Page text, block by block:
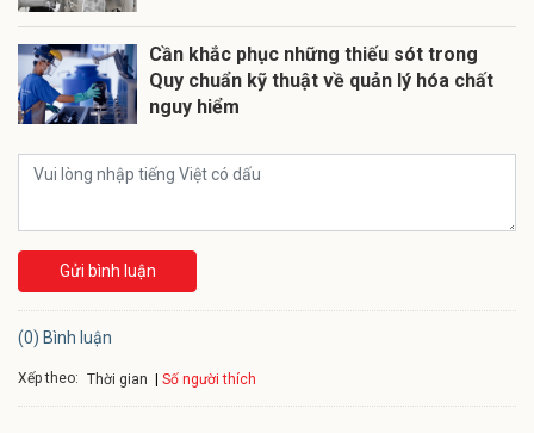
Cần khắc phục những thiếu sót trong
Quy chuẩn kỹ thuật về quản lý hóa chất
nguy hiểm
Gửi bình luận
(0) Bình luận
Xếp theo: Thời gian Số người thích